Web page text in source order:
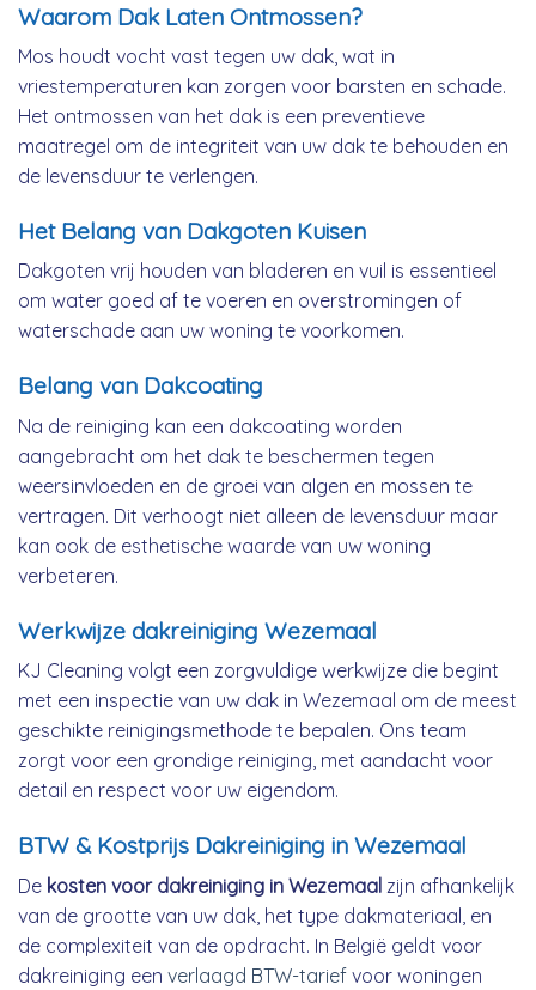
Waarom Dak Laten Ontmossen?
Mos houdt vocht vast tegen uw dak, wat in
vriestemperaturen kan zorgen voor barsten en schade.
Het ontmossen van het dak is een preventieve
maatregel om de integriteit van uw dak te behouden en
de levensduur te verlengen.
Het Belang van Dakgoten Kuisen
Dakgoten vrij houden van bladeren en vuil is essentieel
om water goed af te voeren en overstromingen of
waterschade aan uw woning te voorkomen.
Belang van Dakcoating
Na de reiniging kan een dakcoating worden
aangebracht om het dak te beschermen tegen
weersinvloeden en de groei van algen en mossen te
vertragen. Dit verhoogt niet alleen de levensduur maar
kan ook de esthetische waarde van uw woning
verbeteren.
Werkwijze dakreiniging Wezemaal
KJ Cleaning volgt een zorgvuldige werkwijze die begint
met een inspectie van uw dak in Wezemaal om de meest
geschikte reinigingsmethode te bepalen. Ons team
zorgt voor een grondige reiniging, met aandacht voor
detail en respect voor uw eigendom.
BTW & Kostprijs Dakreiniging in Wezemaal
De kosten voor dakreiniging in Wezemaal zijn afhankelijk
van de grootte van uw dak, het type dakmateriaal, en
de complexiteit van de opdracht. In België geldt voor
dakreiniging een verlaagd BTW-tarief voor woningen